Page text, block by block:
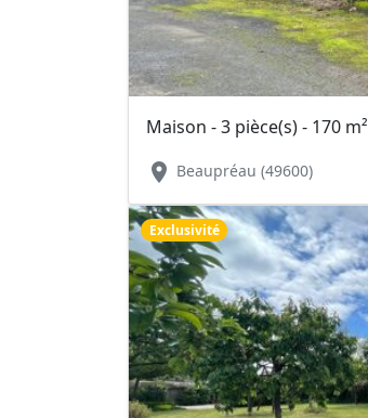
Maison - 3 pièce(s) - 170 m²
location_on Beaupréau (49600)
Exclusivité